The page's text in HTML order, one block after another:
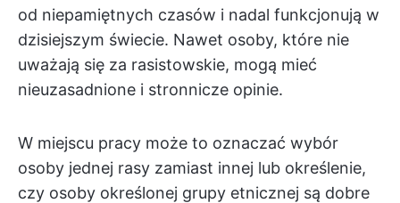
od niepamiętnych czasów i nadal funkcjonują w
dzisiejszym świecie. Nawet osoby, które nie
uważają się za rasistowskie, mogą mieć
nieuzasadnione i stronnicze opinie.
W miejscu pracy może to oznaczać wybór
osoby jednej rasy zamiast innej lub określenie,
czy osoby określonej grupy etnicznej są dobre